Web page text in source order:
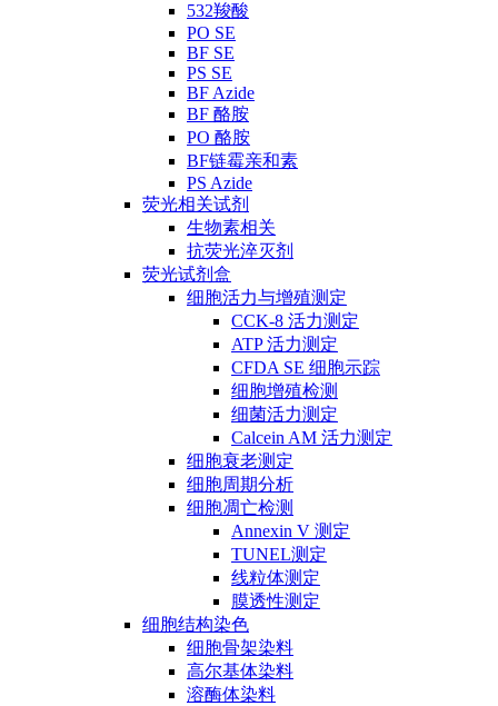
532羧酸
PO SE
BF SE
PS SE
BF Azide
BF 酪胺
PO 酪胺
BF链霉亲和素
PS Azide
荧光相关试剂
生物素相关
抗荧光淬灭剂
荧光试剂盒
细胞活力与增殖测定
CCK-8 活力测定
ATP 活力测定
CFDA SE 细胞示踪
细胞增殖检测
细菌活力测定
Calcein AM 活力测定
细胞衰老测定
细胞周期分析
细胞凋亡检测
Annexin V 测定
TUNEL测定
线粒体测定
膜透性测定
细胞结构染色
细胞骨架染料
高尔基体染料
溶酶体染料